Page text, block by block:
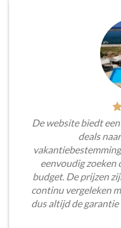
De website biedt
deals
eenvoudig zoeken
budget. De prijzen
continu vergeleken
dus altijd de garantie